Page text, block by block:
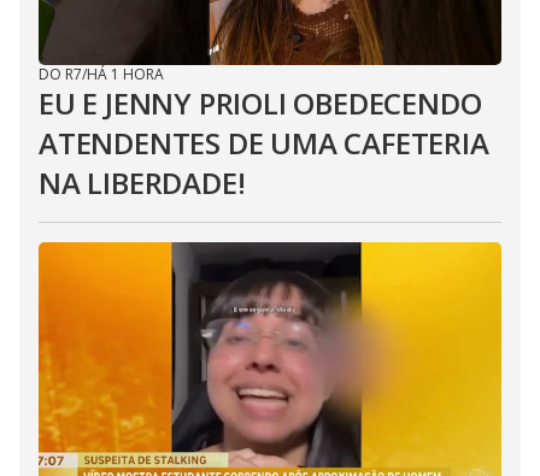
DO R7/HÁ 1 HORA
EU E JENNY PRIOLI OBEDECENDO
ATENDENTES DE UMA CAFETERIA
NA LIBERDADE!